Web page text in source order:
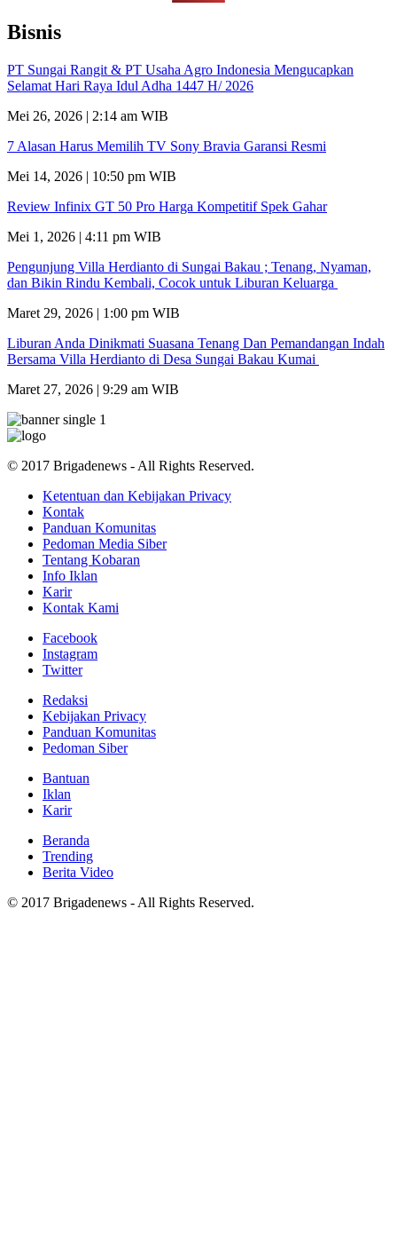
Bisnis
PT Sungai Rangit & PT Usaha Agro Indonesia Mengucapkan
Selamat Hari Raya Idul Adha 1447 H/ 2026
Mei 26, 2026 | 2:14 am WIB
7 Alasan Harus Memilih TV Sony Bravia Garansi Resmi
Mei 14, 2026 | 10:50 pm WIB
Review Infinix GT 50 Pro Harga Kompetitif Spek Gahar
Mei 1, 2026 | 4:11 pm WIB
Pengunjung Villa Herdianto di Sungai Bakau ; Tenang, Nyaman,
dan Bikin Rindu Kembali, Cocok untuk Liburan Keluarga
Maret 29, 2026 | 1:00 pm WIB
Liburan Anda Dinikmati Suasana Tenang Dan Pemandangan Indah
Bersama Villa Herdianto di Desa Sungai Bakau Kumai
Maret 27, 2026 | 9:29 am WIB
© 2017 Brigadenews - All Rights Reserved.
Ketentuan dan Kebijakan Privacy
Kontak
Panduan Komunitas
Pedoman Media Siber
Tentang Kobaran
Info Iklan
Karir
Kontak Kami
Facebook
Instagram
Twitter
Redaksi
Kebijakan Privacy
Panduan Komunitas
Pedoman Siber
Bantuan
Iklan
Karir
Beranda
Trending
Berita Video
© 2017 Brigadenews - All Rights Reserved.